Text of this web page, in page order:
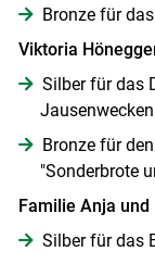
Bronze für
Viktoria
Silber für das
Jausenwecken
Bronze für
"Sonderbrote
Familie Anja
Silber für das